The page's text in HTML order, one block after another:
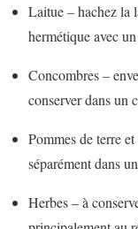
Laitue – hachez la
hermétique avec
Concombres –
conserver dans un
Pommes de terre
séparément dans
Herbes – à